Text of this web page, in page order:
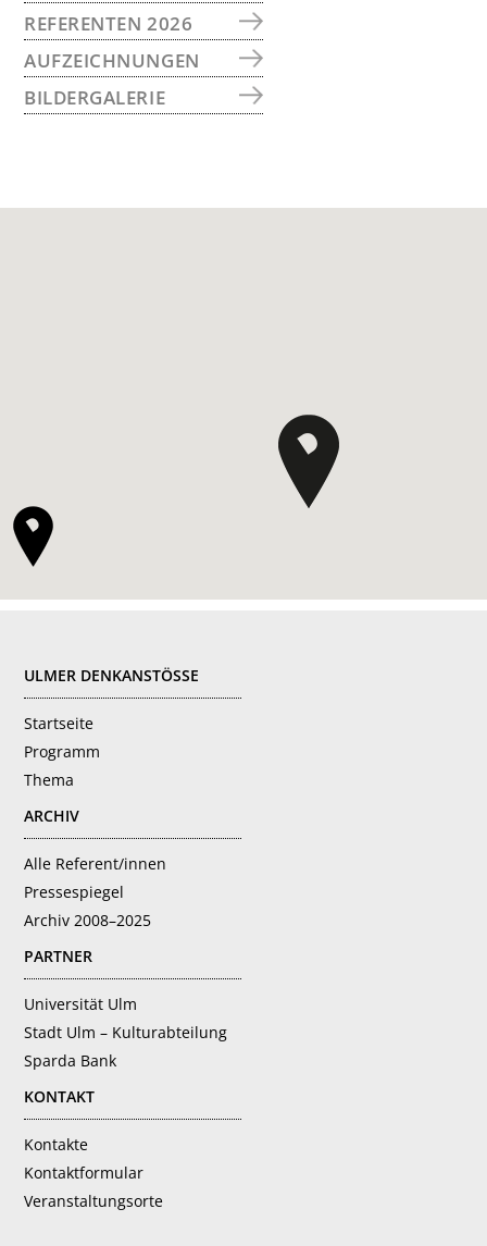
REFERENTEN 2026
AUFZEICHNUNGEN
BILDERGALERIE
ULMER DENKANSTÖSSE
Startseite
Programm
Thema
ARCHIV
Alle Referent/innen
Pressespiegel
Archiv 2008–2025
PARTNER
Universität Ulm
Stadt Ulm – Kulturabteilung
Sparda Bank
KONTAKT
Kontakte
Kontaktformular
Veranstaltungsorte